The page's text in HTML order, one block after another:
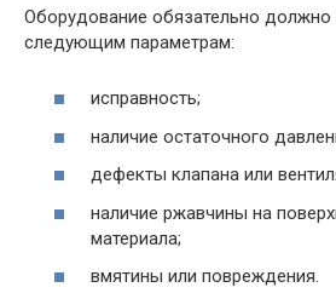
Оборудование обязательно
следующим параметрам:
исправность;
наличие остаточного
дефекты клапана или
наличие ржавчины на
материала;
вмятины или повреждения.